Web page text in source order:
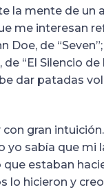
la mente de un
me interesan
de
“El Silencio de
dar patadas
gran
yo sabía que
estaban
lo hicieron y